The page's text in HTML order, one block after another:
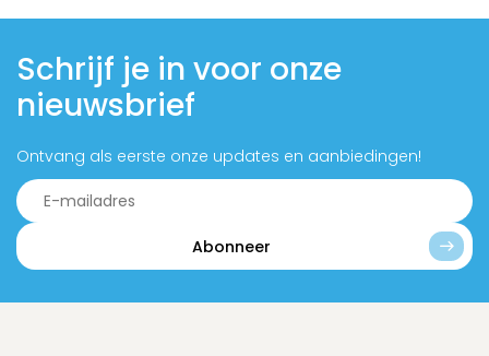
Schrijf je in voor onze
nieuwsbrief
Ontvang als eerste onze updates en aanbiedingen!
Abonneer